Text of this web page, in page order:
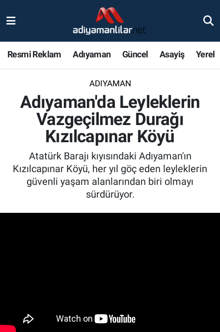
Resmi Reklam Adıyaman Güncel Asayiş Yerel
ADIYAMAN
Adıyaman'da Leyleklerin
Vazgeçilmez Durağı
Kızılcapınar Köyü
Atatürk Barajı kıyısındaki Adıyaman'ın
Kızılcapınar Köyü, her yıl göç eden leyleklerin
güvenli yaşam alanlarından biri olmayı
sürdürüyor.
Magazin
Bölge Haberleri
Gündem
Asayiş
Sağlık
Ekonomi
Nöbetçi Eczaneler
Adiyaman Namaz Vakitleri
Trafik Durumu
Süper Lig Puan Durumu ve Fikstür
Tüm Manşetler
Son Dakika Haberleri
Haber Arşivi